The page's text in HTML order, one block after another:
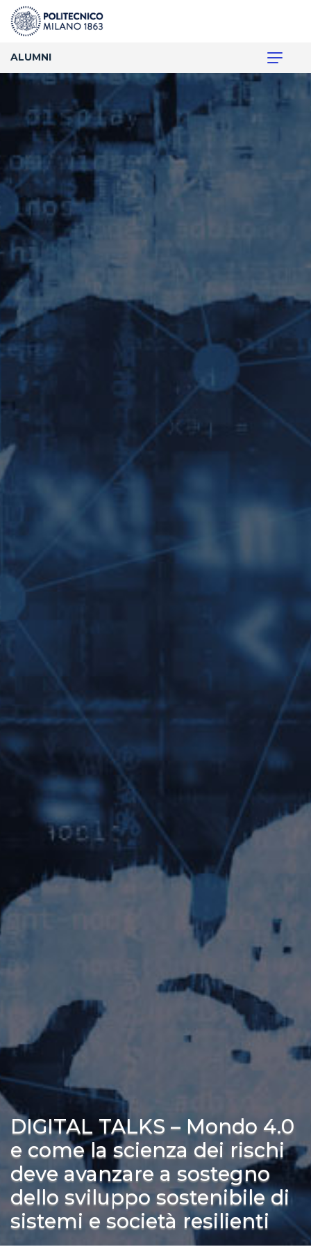
ALUMNI
DIGITAL TALKS – Mondo 4.0
e come la scienza dei rischi
deve avanzare a sostegno
dello sviluppo sostenibile di
sistemi e società resilienti